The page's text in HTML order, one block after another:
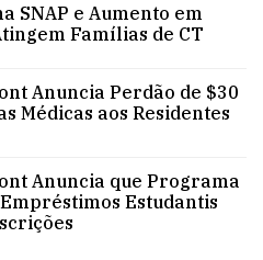
SNAP e Aumento em
Famílias de CT
Anuncia Perdão de $30
Médicas aos Residentes
Anuncia que Programa
Estudantis